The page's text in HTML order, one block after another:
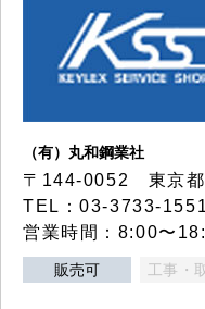
（有）丸和鋼業社
〒144-0052 東京都
TEL：03-3733-
営業時間：8:00〜
販売可 工事・